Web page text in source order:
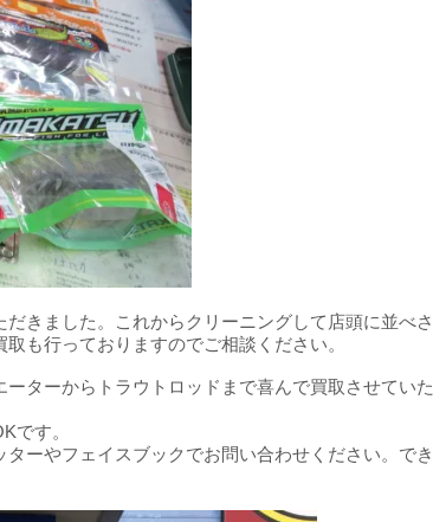
きました。これからクリーニングして店頭に並べさ
も行っておりますのでご相談ください。
ターからトラウトロッドまで喜んで買取させていた
です。
ーやフェイスブックでお問い合わせください。でき